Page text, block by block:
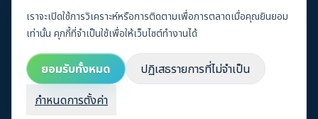
© 2026 Sustaihub, Inc.
เราจะเปิดใช้การวิเคราะห์หรือการติดตามเพื่อการตลาดเมื่อคุณยินยอม
เท่านั้น คุกกี้ที่จำเป็นใช้เพื่อให้เว็บไซต์ทำงานได้
ยอมรับทั้งหมด ปฏิเสธรายการที่ไม่จำเป็น
กำหนดการตั้งค่า